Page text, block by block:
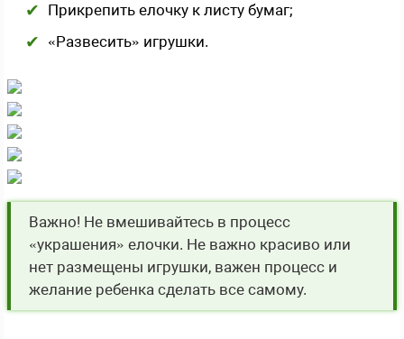
Прикрепить елочку к листу бумаг;
«Развесить» игрушки.
Важно! Не вмешивайтесь в процесс
«украшения» елочки. Не важно красиво или
нет размещены игрушки, важен процесс и
желание ребенка сделать все самому.